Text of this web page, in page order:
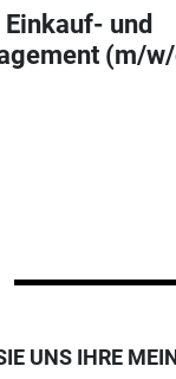
und
(m/
UNS IHRE